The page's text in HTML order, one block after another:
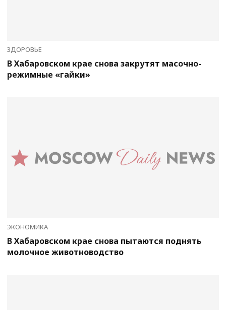
ЗДОРОВЬЕ
В Хабаровском крае снова закрутят масочно-
режимные «гайки»
ЭКОНОМИКА
В Хабаровском крае снова пытаются поднять
молочное животноводство